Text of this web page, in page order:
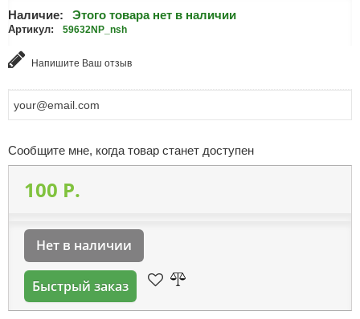
Наличие: Этого товара нет в наличии
Артикул: 59632NP_nsh
Напишите Ваш отзыв
Сообщите мне, когда товар станет доступен
100 P.
Нет в наличии
Быстрый заказ